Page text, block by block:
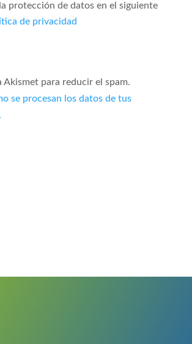
protección de datos en el siguiente
de privacidad
Akismet para reducir el spam.
se procesan los datos de tus